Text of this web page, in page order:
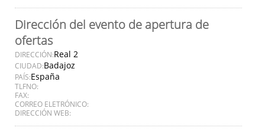
Dirección del evento de apertura de
ofertas
DIRECCIÓN:Real 2
CIUDAD:Badajoz
PAÍS:España
TLFNO:
FAX:
CORREO ELETRÓNICO:
DIRECCIÓN WEB: